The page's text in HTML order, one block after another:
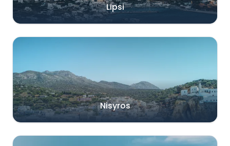
Lipsi
Nisyros